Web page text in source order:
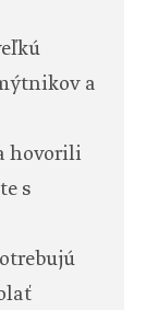
a
hovorili
s